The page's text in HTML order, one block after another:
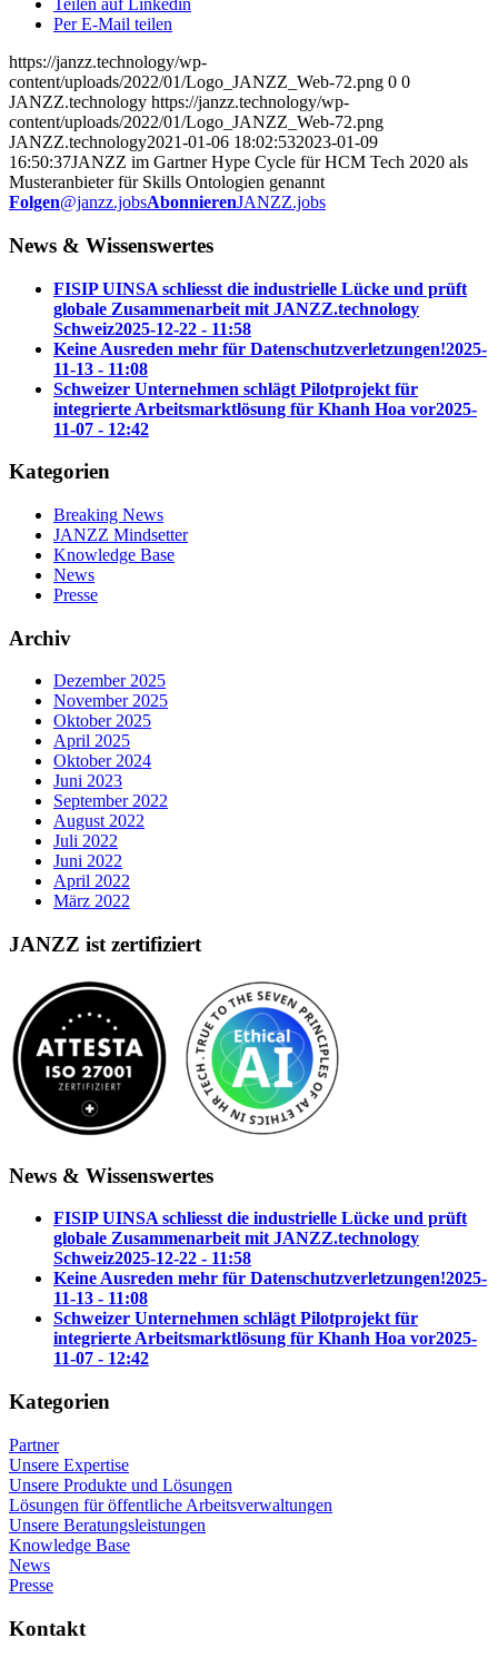
Teilen auf Linkedin
Per E-Mail teilen
https://janzz.technology/wp-
content/uploads/2022/01/Logo_JANZZ_Web-72.png 0 0
JANZZ.technology https://janzz.technology/wp-
content/uploads/2022/01/Logo_JANZZ_Web-72.png
JANZZ.technology2021-01-06 18:02:532023-01-09
16:50:37JANZZ im Gartner Hype Cycle für HCM Tech 2020 als
Musteranbieter für Skills Ontologien genannt
Folgen@janzz.jobsAbonnierenJANZZ.jobs
News & Wissenswertes
FISIP UINSA schliesst die industrielle Lücke und prüft
globale Zusammenarbeit mit JANZZ.technology
Schweiz2025-12-22 - 11:58
Keine Ausreden mehr für Datenschutzverletzungen!2025-
11-13 - 11:08
Schweizer Unternehmen schlägt Pilotprojekt für
integrierte Arbeitsmarktlösung für Khanh Hoa vor2025-
11-07 - 12:42
Kategorien
Breaking News
JANZZ Mindsetter
Knowledge Base
News
Presse
Archiv
Dezember 2025
November 2025
Oktober 2025
April 2025
Oktober 2024
Juni 2023
September 2022
August 2022
Juli 2022
Juni 2022
April 2022
März 2022
JANZZ ist zertifiziert
News & Wissenswertes
FISIP UINSA schliesst die industrielle Lücke und prüft
globale Zusammenarbeit mit JANZZ.technology
Schweiz2025-12-22 - 11:58
Keine Ausreden mehr für Datenschutzverletzungen!2025-
11-13 - 11:08
Schweizer Unternehmen schlägt Pilotprojekt für
integrierte Arbeitsmarktlösung für Khanh Hoa vor2025-
11-07 - 12:42
Kategorien
Partner
Unsere Expertise
Unsere Produkte und Lösungen
Lösungen für öffentliche Arbeitsverwaltungen
Unsere Beratungsleistungen
Knowledge Base
News
Presse
Kontakt